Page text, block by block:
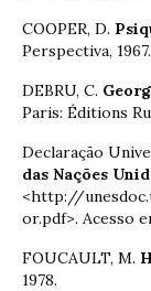
COOPER, D.
Perspectiva, 1967.
DEBRU, C.
Paris: Éditions
Declaração
das Nações
<http://
or.pdf>. Acesso
FOUCAULT, M.
1978.